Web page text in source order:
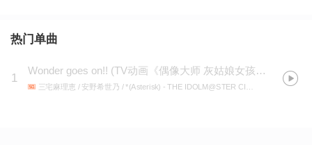
热门单曲
1
Wonder goes on!! (TV动画《偶像大师 灰姑娘女孩》EDSP放映主题曲
三宅麻理恵 / 安野希世乃 / *(Asterisk) - THE IDOLM@STER CINDERELLA GIRLS ANIMATION PROJECT 2nd Season 03